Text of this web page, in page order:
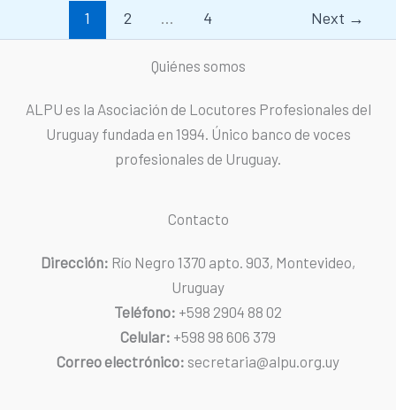
1 2 … 4 Next →
Quiénes somos
ALPU es la Asociación de Locutores Profesionales del
Uruguay fundada en 1994. Único banco de voces
profesionales de Uruguay.
Contacto
Dirección: Río Negro 1370 apto. 903, Montevideo,
Uruguay
Teléfono: +598 2904 88 02
Celular: +598 98 606 379
Correo electrónico: secretaria@alpu.org.uy